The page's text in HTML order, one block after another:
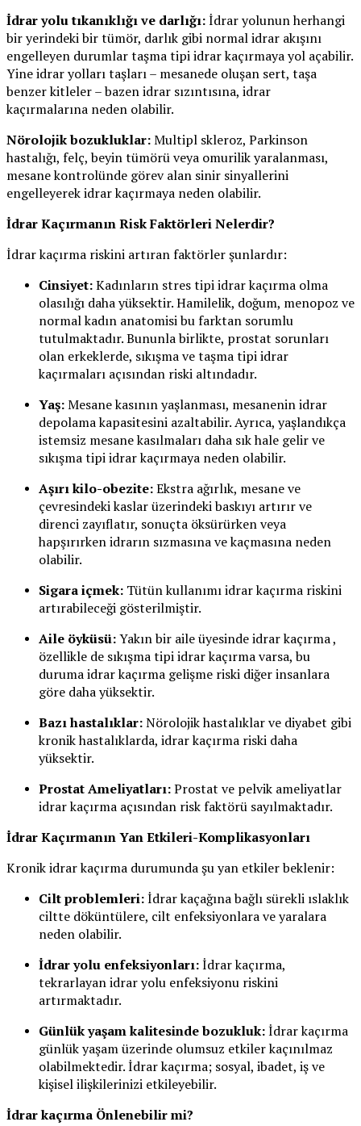
İdrar yolu tıkanıklığı ve darlığı:İdrar yolunun herhangi
bir yerindeki bir tümör, darlık gibi normal idrar akışını
engelleyen durumlar taşma tipi idrar kaçırmaya yol açabilir.
Yine idrar yolları taşları – mesanede oluşan sert, taşa
benzer kitleler – bazen idrar sızıntısına, idrar
kaçırmalarına neden olabilir.
Nörolojik bozukluklar:Multipl skleroz, Parkinson
hastalığı, felç, beyin tümörü veya omurilik yaralanması,
mesane kontrolünde görev alan sinir sinyallerini
engelleyerek idrar kaçırmaya neden olabilir.
İdrar Kaçırmanın Risk Faktörleri Nelerdir?
İdrar kaçırma riskini artıran faktörler şunlardır:
Cinsiyet:Kadınların stres tipi idrar kaçırma olma
olasılığı daha yüksektir. Hamilelik, doğum, menopoz ve
normal kadın anatomisi bu farktan sorumlu
tutulmaktadır. Bununla birlikte, prostat sorunları
olan erkeklerde, sıkışma ve taşma tipi idrar
kaçırmaları açısından riski altındadır.
Yaş:Mesane kasının yaşlanması, mesanenin idrar
depolama kapasitesini azaltabilir. Ayrıca, yaşlandıkça
istemsiz mesane kasılmaları daha sık hale gelir ve
sıkışma tipi idrar kaçırmaya neden olabilir.
Aşırı kilo-obezite:Ekstra ağırlık, mesane ve
çevresindeki kaslar üzerindeki baskıyı artırır ve
direnci zayıflatır, sonuçta öksürürken veya
hapşırırken idrarın sızmasına ve kaçmasına neden
olabilir.
Sigara içmek: Tütün kullanımı idrar kaçırma riskini
artırabileceği gösterilmiştir.
Aile öyküsü:Yakın bir aile üyesinde idrar kaçırma ,
özellikle de sıkışma tipi idrar kaçırma varsa, bu
duruma idrar kaçırma gelişme riski diğer insanlara
göre daha yüksektir.
Bazı hastalıklar:Nörolojik hastalıklar ve diyabet gibi
kronik hastalıklarda, idrar kaçırma riski daha
yüksektir.
Prostat Ameliyatları:Prostat ve pelvik ameliyatlar
idrar kaçırma açısından risk faktörü sayılmaktadır.
İdrar Kaçırmanın Yan Etkileri-Komplikasyonları
Kronik idrar kaçırma durumunda şu yan etkiler beklenir:
Cilt problemleri:İdrar kaçağına bağlı sürekli ıslaklık
ciltte döküntülere, cilt enfeksiyonlara ve yaralara
neden olabilir.
İdrar yolu enfeksiyonları:İdrar kaçırma,
tekrarlayan idrar yolu enfeksiyonu riskini
artırmaktadır.
Günlük yaşam kalitesinde bozukluk:İdrar kaçırma
günlük yaşam üzerinde olumsuz etkiler kaçınılmaz
olabilmektedir. İdrar kaçırma; sosyal, ibadet, iş ve
kişisel ilişkilerinizi etkileyebilir.
İdrar kaçırma Önlenebilir mi?